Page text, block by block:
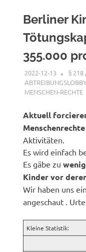
Berliner
355.000
2022-12-13 XX
§ 218
MENSCHEN-RECHTE
Aktuell
Menschenrechte
Aktivitäten.
Es wird einfach
Es gäbe zu
Kinder vor
Wir haben uns
angeschaut .
Kleine Statistik: